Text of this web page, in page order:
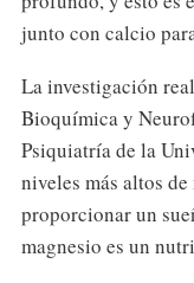
junto con calcio
La investigación
Bioquímica y
Psiquiatría de la
niveles más altos
proporcionar un
magnesio es un